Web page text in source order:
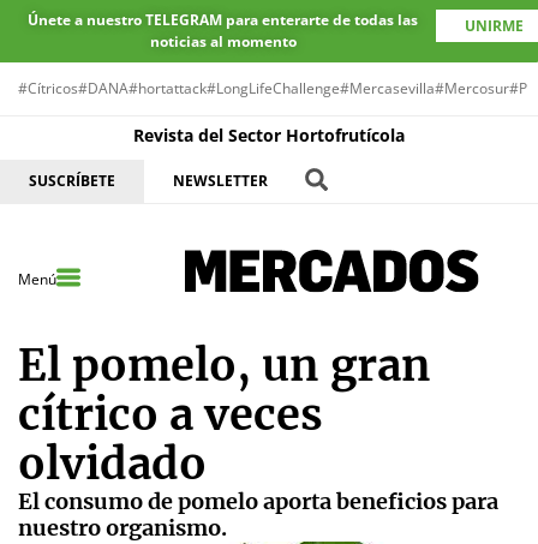
Únete a nuestro TELEGRAM para enterarte de todas las
noticias al momento
UNIRME
#Cítricos#DANA#hortattack#LongLifeChallenge#Mercasevilla#Mercosur
Revista del Sector Hortofrutícola
SUSCRÍBETE NEWSLETTER
Menú
El pomelo, un gran
cítrico a veces
olvidado
El consumo de pomelo aporta beneficios para
nuestro organismo.